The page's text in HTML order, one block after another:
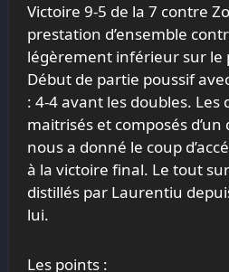
Victoire 9-5 de la 7 contre Zorn 3. Belle
prestation d’ensemble
légèrement inférieur sur le
Début de partie poussif
: 4-4 avant les doubles. Les
maitrisés et composés d’un
nous a donné le coup
à la victoire final. Le tout
distillés par Laurentiu
lui.
Les points :